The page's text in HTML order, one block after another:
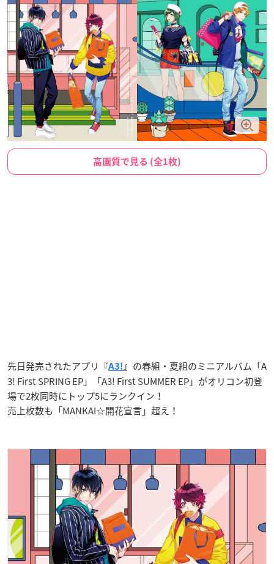
高画質で見る (全1枚)
先日発売されたアプリ 『A3! 』 の春組・夏組のミニアルバム「A
3! First SPRING EP」「A3! First SUMMER EP」がオリコン初登
場で2枚同時にトップ5にランクイン！
売上枚数も「MANKAI☆開花宣言」超え！